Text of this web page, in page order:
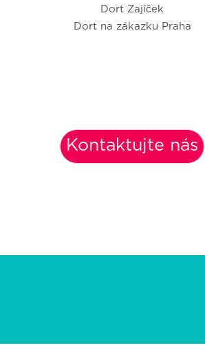
Dort Zajíček
Dort na zákazku Praha
Kontaktujte nás